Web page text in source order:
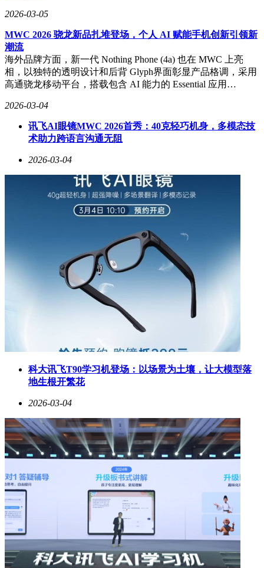
2026-03-05
MWC 2026 骁龙新品扎堆登场，个人 AI 赋能手机创新引领新
潮流
海外品牌方面，新一代 Nothing Phone (4a) 也在 MWC 上亮
相，以独特的透明设计和后背 Glyph界面彰显产品格调，采用
高通骁龙移动平台，搭载包含 AI 能力的 Essential 应用…
2026-03-04
讯飞AI眼镜MWC 2026首秀：40克轻巧机身，多模态技
术助力跨语言沟通无阻
2026-03-04
科大讯飞T90学习机登场：以场景为土壤，让大模型落
地生根开繁花
2026-03-04